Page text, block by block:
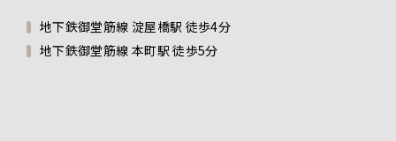
地下鉄御堂筋線 淀屋橋駅 徒歩4分
地下鉄御堂筋線 本町駅 徒歩5分